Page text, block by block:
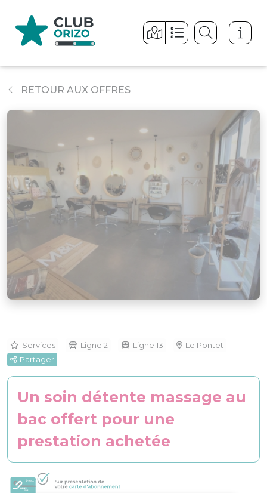
RETOUR AUX OFFRES
Services Ligne 2 Ligne 13
Le Pontet
Partager
Un soin détente massage au
bac offert pour une
prestation achetée